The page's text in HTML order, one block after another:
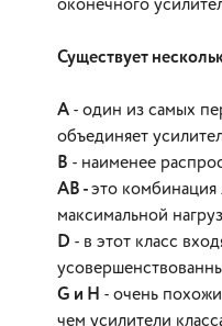
В
Существует
А- один из самых
объединяет
В - наименее
АВ -это
максимальной
D - в этот класс
G и H - очень
чем усилители